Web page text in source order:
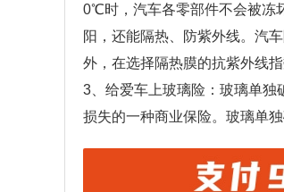
0℃时，汽车各零部件不会被冻
阳，还能隔热、防紫外线。汽
外，在选择隔热膜的抗紫外线
3、给爱车上玻璃险：玻璃单独
损失的一种商业保险。玻璃单